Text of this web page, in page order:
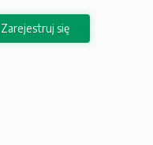
Zarejestruj się